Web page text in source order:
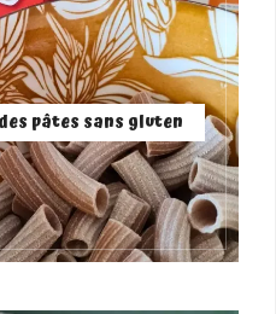
pâtes sans gluten